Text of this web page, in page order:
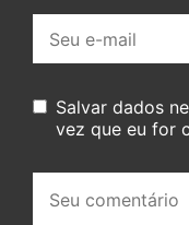
mail:
Salvar dados
vez que eu for
comentário: